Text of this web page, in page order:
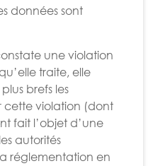
données sont
une violation
traite, elle
brefs les
cette violation (dont
fait l’objet d’une
autorités
réglementation en